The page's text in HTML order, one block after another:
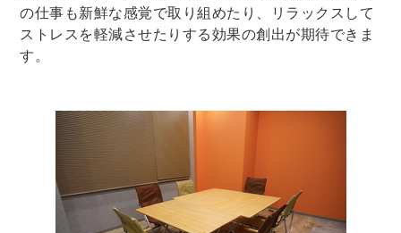
の仕事も新鮮な感覚で取り組めたり、リラックスして
ストレスを軽減させたりする効果の創出が期待できま
す。